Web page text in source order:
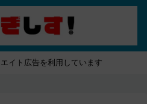
イト広告を利用しています